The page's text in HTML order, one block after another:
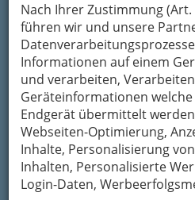
Nach Ihrer Zustimmung (Art.
führen wir und unsere
Informationen auf einem
und verarbeiten,
Geräteinformationen
Endgerät übermittelt
Webseiten-Optimierung,
Inhalte, Personalisierung
Inhalten, Personalisierte
Login-Daten,
Die wichtigsten